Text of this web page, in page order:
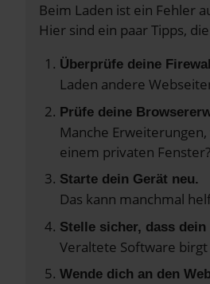
Beim Laden ist ein Fehler
Hier sind ein paar Tipps,
Überprüfe deine
Laden andere
Prüfe deine
Manche
einem privaten Fenster?
Starte dein Gerät neu.
Das kann manchmal
Stelle sicher, dass
Veraltete Software
Wende dich an den